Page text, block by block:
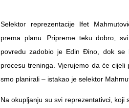
Selektor reprezentacije Ifet
prema planu. Pripreme teku dobro,
povredu zadobio je Edin Đino, dok se
procesu treninga. Vjerujemo da će
smo planirali – istakao je selektor
Na okupljanju su svi reprezentativci, koji